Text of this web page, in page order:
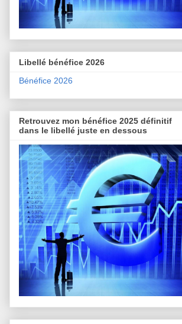
Libellé bénéfice 2026
Bénéfice 2026
Retrouvez mon bénéfice 2025 définitif
dans le libellé juste en dessous